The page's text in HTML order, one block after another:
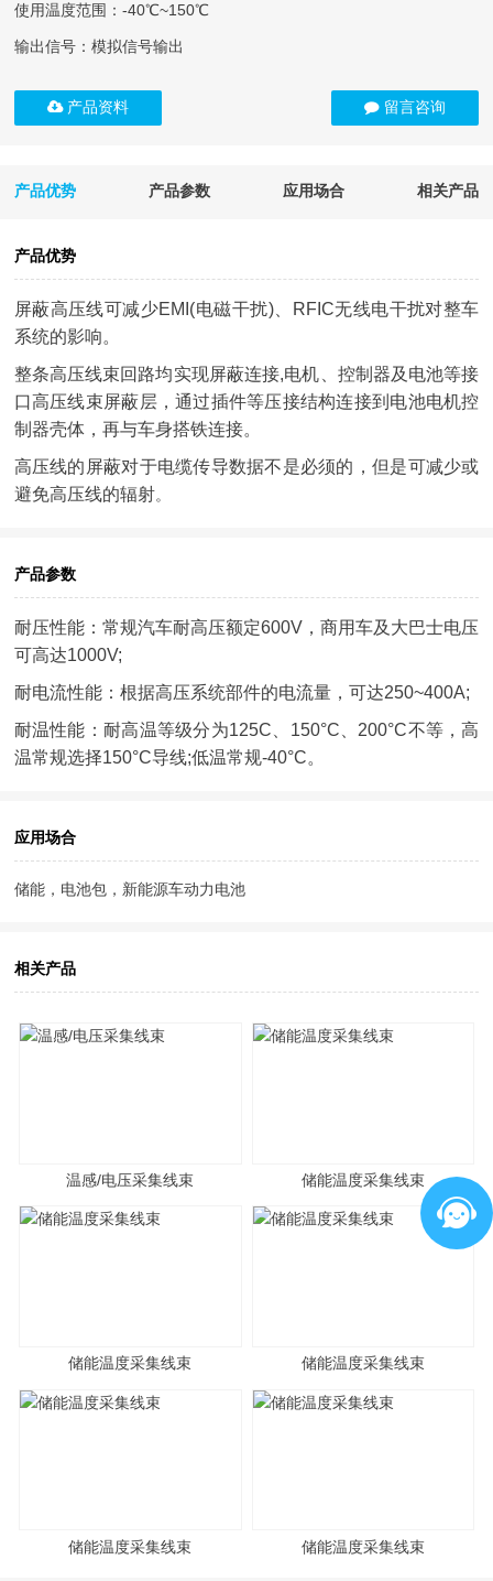
使用温度范围：-40℃~150℃
输出信号：模拟信号输出
产品资料 留言咨询
产品优势 产品参数 应用场合 相关产品
产品优势
屏蔽高压线可减少EMI(电磁干扰)、RFIC无线电干扰对整车
系统的影响。
整条高压线束回路均实现屏蔽连接,电机、控制器及电池等接
口高压线束屏蔽层，通过插件等压接结构连接到电池电机控
制器壳体，再与车身搭铁连接。
高压线的屏蔽对于电缆传导数据不是必须的，但是可减少或
避免高压线的辐射。
产品参数
耐压性能：常规汽车耐高压额定600V，商用车及大巴士电压
可高达1000V;
耐电流性能：根据高压系统部件的电流量，可达250~400A;
耐温性能：耐高温等级分为125C、150°C、200°C不等，高
温常规选择150°C导线;低温常规-40°C。
应用场合
储能，电池包，新能源车动力电池
相关产品
温感/电压采集线束 储能温度采集线束
储能温度采集线束 储能温度采集线束
储能温度采集线束 储能温度采集线束